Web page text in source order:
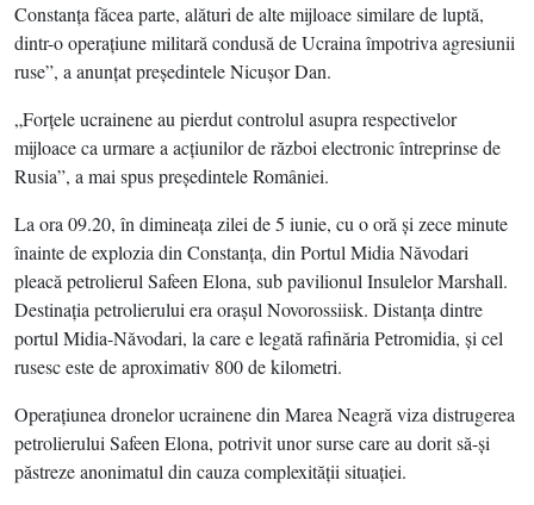
Constanţa făcea parte, alături de alte mijloace similare de luptă,
dintr-o operaţiune militară condusă de Ucraina împotriva agresiunii
ruse”, a anunţat preşedintele Nicuşor Dan.
„Forţele ucrainene au pierdut controlul asupra respectivelor
mijloace ca urmare a acţiunilor de război electronic întreprinse de
Rusia”, a mai spus preşedintele României.
La ora 09.20, în dimineaţa zilei de 5 iunie, cu o oră şi zece minute
înainte de explozia din Constanţa, din Portul Midia Năvodari
pleacă petrolierul Safeen Elona, sub pavilionul Insulelor Marshall.
Destinaţia petrolierului era oraşul Novorossiisk. Distanţa dintre
portul Midia-Năvodari, la care e legată rafinăria Petromidia, şi cel
rusesc este de aproximativ 800 de kilometri.
Operaţiunea dronelor ucrainene din Marea Neagră viza distrugerea
petrolierului Safeen Elona, potrivit unor surse care au dorit să-şi
păstreze anonimatul din cauza complexităţii situaţiei.